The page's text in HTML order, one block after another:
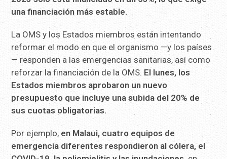
una financiación más estable.
La OMS y los Estados miembros están intentando
reformar el modo en que el organismo —y los países
— responden a las emergencias sanitarias, así como
reforzar la financiación de la OMS. El lunes, los
Estados miembros aprobaron un nuevo
presupuesto que incluye una subida del 20% de
sus cuotas obligatorias.
Por ejemplo, en Malaui, cuatro equipos de
emergencia diferentes respondieron al cólera, el